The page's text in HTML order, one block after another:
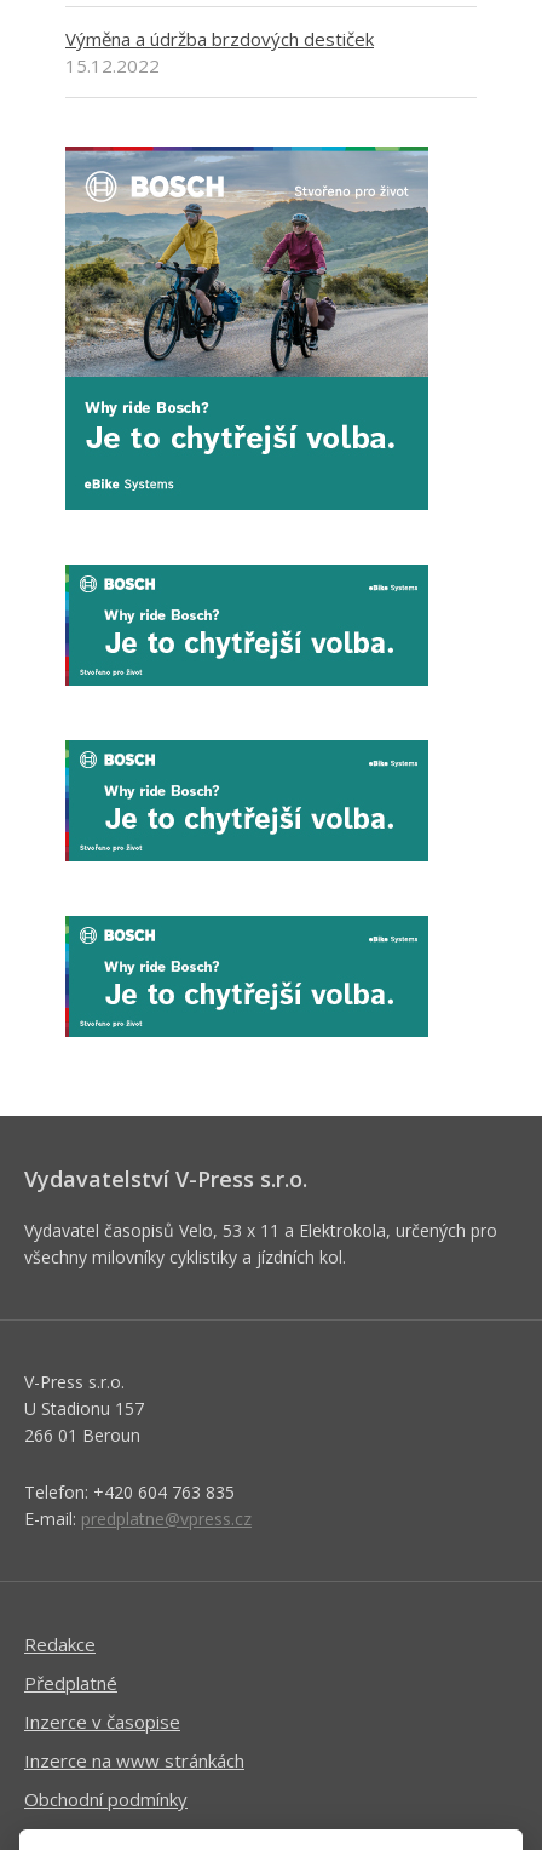
Výměna a údržba brzdových destiček
15.12.2022
Vydavatelství V-Press s.r.o.
Vydavatel časopisů Velo, 53 x 11 a Elektrokola, určených pro
všechny milovníky cyklistiky a jízdních kol.
V-Press s.r.o.
U Stadionu 157
266 01 Beroun
Telefon: +420 604 763 835
E-mail: predplatne@vpress.cz
Redakce
Předplatné
Inzerce v časopise
Inzerce na www stránkách
Obchodní podmínky
Ochrana osobních údajů